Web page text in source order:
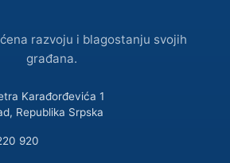
razvoju i blagostanju svojih
građana.
Karađorđevića 1
Republika Srpska
920